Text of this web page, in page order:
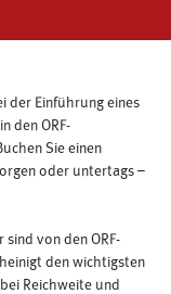
der Einführung eines
den ORF-
Sie einen
oder untertags –
sind von den ORF-
den wichtigsten
Reichweite und